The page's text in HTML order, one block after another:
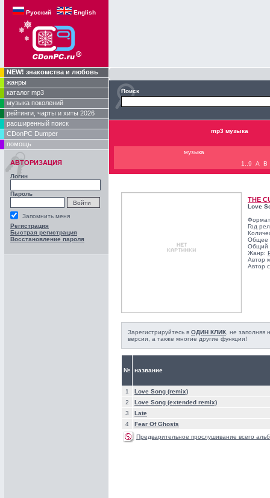
Русский English
NEW! знакомства и любовь
жанры
каталог mp3
музыка поколений
рейтинги, чарты и хиты 2026
расширенный поиск
CDonPC Dumper
помощь
АВТОРИЗАЦИЯ
Логин
Пароль
Запомнить меня
Регистрация
Быстрая регистрация
Восстановление пароля
Поиск
mp3 музыка
музыка
1..9
A B
THE
Love
Год
Общее
Общий
Жанр:
Автор
Автор
Зарегистрируйтесь в ОДИН КЛИК , не
версии, а также многие другие функции!
№ название
1
Love Song (remix)
2
Love Song (extended remix)
3
Late
4
Fear Of Ghosts
Предварительное прослушивание всего